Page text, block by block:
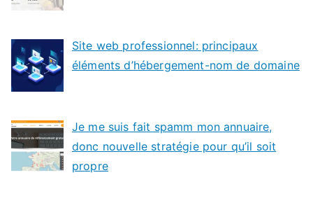
Site web professionnel: principaux
éléments d’hébergement-nom de domaine
Je me suis fait spamm mon annuaire,
donc nouvelle stratégie pour qu’il soit
propre